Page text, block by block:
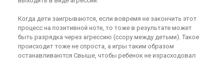
Когда дети заигрываются, если вовремя не закончить этот
процесс на позитивной ноте, то тоже в результате может
быть разрядка через агрессию (ссору между детьми). Такое
происходит тоже не спроста, а игры таким образом
останавливаются Свыше, чтобы ребенок не израсходовал